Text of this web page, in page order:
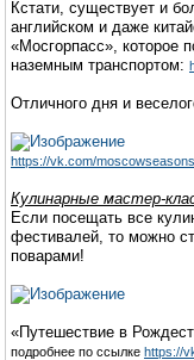
Кстати, существует и
английском и даже
«Мосгорпасс», которое
наземным транспортом:
Отличного дня и
https://vk.com/
Кулинарные мастер-
Если посещать все
фестивалей, то можно
поварами!
«Путешествие в
подробнее по ссылке https://